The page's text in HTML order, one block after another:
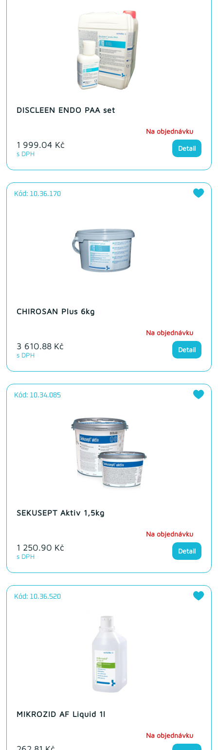
DISCLEEN ENDO PAA set
1 999.04 Kč
s DPH
Na objednávku
Detail
Kód: 10.36.170
CHIROSAN Plus 6kg
3 610.88 Kč
s DPH
Na objednávku
Detail
Kód: 10.34.085
SEKUSEPT Aktiv 1,5kg
1 250.90 Kč
s DPH
Na objednávku
Detail
Kód: 10.36.520
MIKROZID AF Liquid 1l
Na objednávku